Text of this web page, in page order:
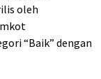
oleh
“Baik” dengan